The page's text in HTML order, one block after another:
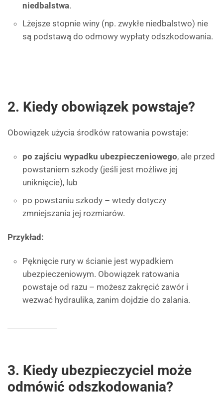
niedbalstwa.
Lżejsze stopnie winy (np. zwykłe niedbalstwo) nie
są podstawą do odmowy wypłaty odszkodowania.
2. Kiedy obowiązek powstaje?
Obowiązek użycia środków ratowania powstaje:
po zajściu wypadku ubezpieczeniowego, ale przed
powstaniem szkody (jeśli jest możliwe jej
uniknięcie), lub
po powstaniu szkody – wtedy dotyczy
zmniejszania jej rozmiarów.
Przykład:
Pęknięcie rury w ścianie jest wypadkiem
ubezpieczeniowym. Obowiązek ratowania
powstaje od razu – możesz zakręcić zawór i
wezwać hydraulika, zanim dojdzie do zalania.
3. Kiedy ubezpieczyciel może
odmówić odszkodowania?